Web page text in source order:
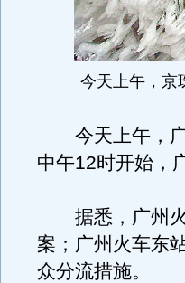
今天上午，京
今天上午，广
中午12时开始，
据悉，广州火
案；广州火车东
众分流措施。